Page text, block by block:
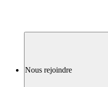
Nous rejoindre